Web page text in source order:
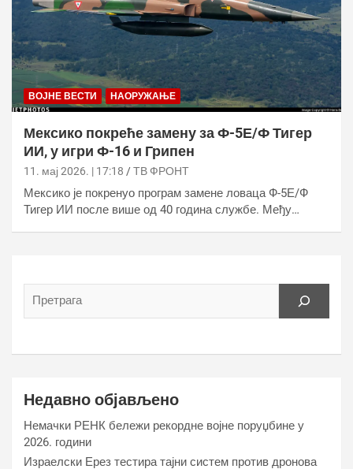
ВОЈНЕ ВЕСТИ НАОРУЖАЊЕ
Мексико покреће замену за Ф-5Е/Ф Тигер
ИИ, у игри Ф-16 и Грипен
11. мај 2026. | 17:18 ТВ ФРОНТ
Мексико је покренуо програм замене ловаца Ф-5Е/Ф
Тигер ИИ после више од 40 година службе. Међу…
Недавно објављено
Немачки РЕНК бележи рекордне војне поруџбине у
2026. години
Израелски Ерез тестира тајни систем против дронова